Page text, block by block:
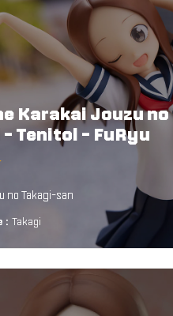
Karakai Jouzu
Tenitol - FuRyu
no Takagi-san
: Takagi